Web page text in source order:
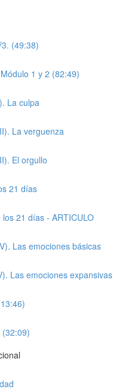
(49:38)
1 y 2 (82:49)
La culpa
La verguenza
El orgullo
21 días
21 días - ARTICULO
Las emociones básicas
Las emociones expansivas
(32:09)